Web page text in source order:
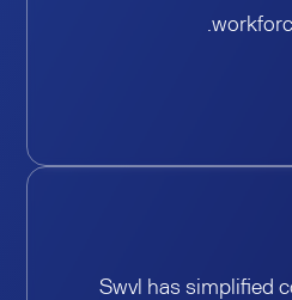
Swvl has simplified